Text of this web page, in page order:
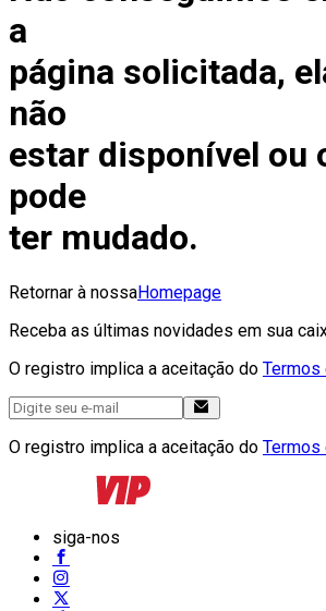
a
página solicitada,
não
estar disponível ou
pode
ter mudado.
Retornar à nossaHomepage
Receba as últimas novidades em sua
O registro implica a aceitação do Termos
O registro implica a aceitação do Termos
siga-nos